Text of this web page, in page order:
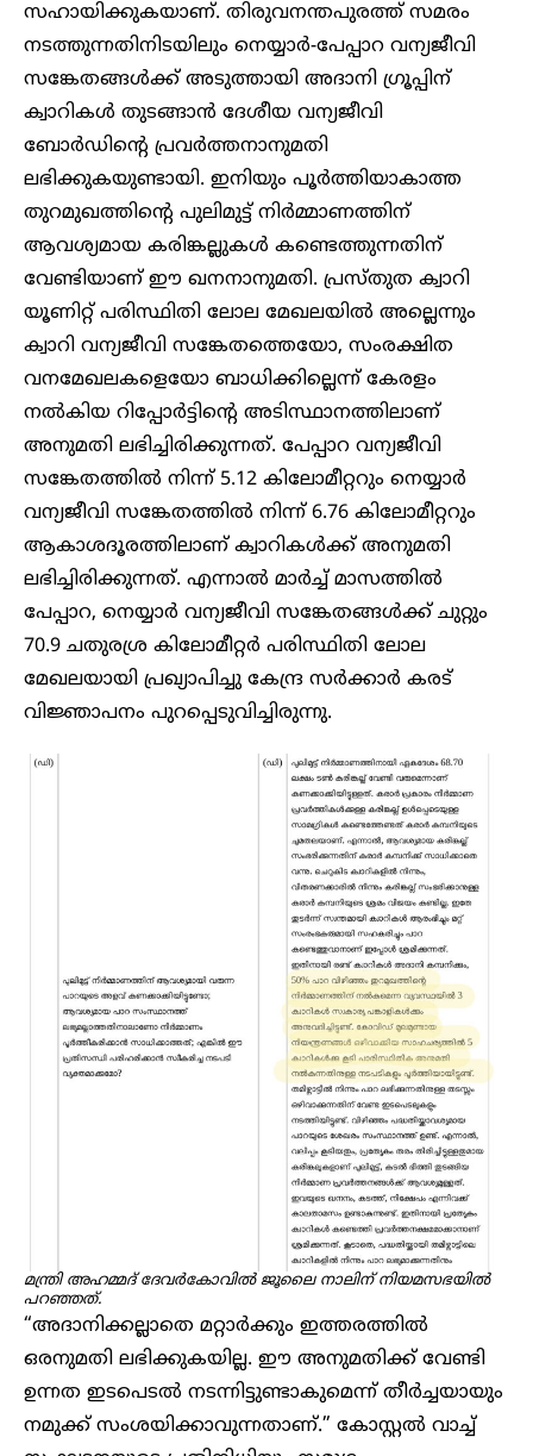
സഹായിക്കുകയാണ്. തിരുവനന്തപുരത്ത് സമരം
നടത്തുന്നതിനിടയിലും നെയ്യാർ-പേപ്പാറ വന്യജീവി
സങ്കേതങ്ങൾക്ക് അടുത്തായി അദാനി ​ഗ്രൂപ്പിന്
ക്വാറികൾ തുടങ്ങാൻ ദേശീയ വന്യജീവി
ബോർഡിന്റെ പ്രവർത്തനാനുമതി
ലഭിക്കുകയുണ്ടായി. ഇനിയും പൂർത്തിയാകാത്ത
തുറമുഖത്തിന്റെ പുലിമുട്ട് നിർമ്മാണത്തിന്
ആവശ്യമായ കരിങ്കല്ലുകൾ കണ്ടെത്തുന്നതിന്
വേണ്ടിയാണ് ഈ ഖനനാനുമതി. പ്രസ്തുത ക്വാറി
യൂണിറ്റ് പരിസ്ഥിതി ലോല മേഖലയിൽ അല്ലെന്നും
ക്വാറി വന്യജീവി സങ്കേതത്തെയോ, സംരക്ഷിത
വനമേഖലകളെയോ ബാധിക്കില്ലെന്ന് കേരളം
നൽകിയ റിപ്പോർട്ടിന്റെ അടിസ്ഥാനത്തിലാണ്
അനുമതി ലഭിച്ചിരിക്കുന്നത്. പേപ്പാറ വന്യജീവി
സങ്കേതത്തിൽ നിന്ന് 5.12 കിലോമീറ്ററും നെയ്യാർ
വന്യജീവി സങ്കേതത്തിൽ നിന്ന് 6.76 കിലോമീറ്ററും
ആകാശദൂരത്തിലാണ് ക്വാറികൾക്ക് അനുമതി
ലഭിച്ചിരിക്കുന്നത്. എന്നാൽ മാർച്ച് മാസത്തിൽ
പേപ്പാറ, നെയ്യാർ വന്യജീവി സങ്കേതങ്ങൾക്ക് ചുറ്റും
70.9 ചതുരശ്ര കിലോമീറ്റർ പരിസ്ഥിതി ലോല
മേഖലയായി പ്രഖ്യാപിച്ചു കേന്ദ്ര സർക്കാർ കരട്
വിജ്ഞാപനം പുറപ്പെടുവിച്ചിരുന്നു.
മന്ത്രി അഹമ്മദ് ദേവർകോവിൽ ജൂലൈ നാലിന് നിയമസഭയിൽ
പറഞ്ഞത്.
“അദാനിക്കല്ലാതെ മറ്റാർക്കും ഇത്തരത്തിൽ
ഒരനുമതി ലഭിക്കുകയില്ല. ഈ അനുമതിക്ക് വേണ്ടി
ഉന്നത ഇടപെടൽ നടന്നിട്ടുണ്ടാകുമെന്ന് തീർച്ചയായും
നമുക്ക് സംശയിക്കാവുന്നതാണ്.” കോസ്റ്റൽ വാച്ച്